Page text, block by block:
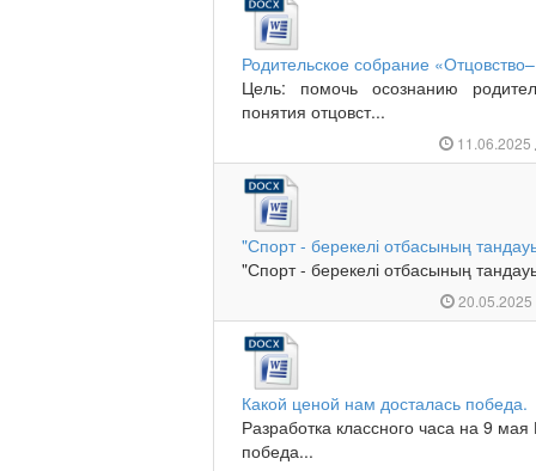
Родительское собрание
Цель: помочь осознанию
понятия отцовст...
11.06.2025
"Спорт - берекелі отбасының
"Спорт - берекелі отбасының
20.05.2025
Какой ценой нам досталась победа.
Разработка классного часа на 9
победа...